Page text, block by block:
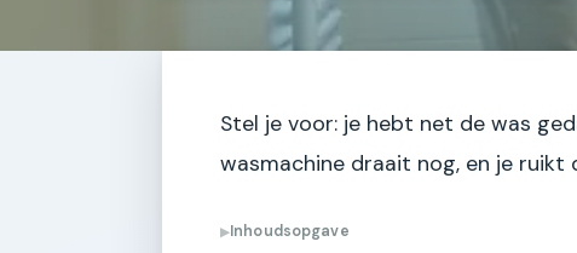
Stel je voor: je hebt net de was
wasmachine draait nog, en je ruikt
▶Inhoudsopgave